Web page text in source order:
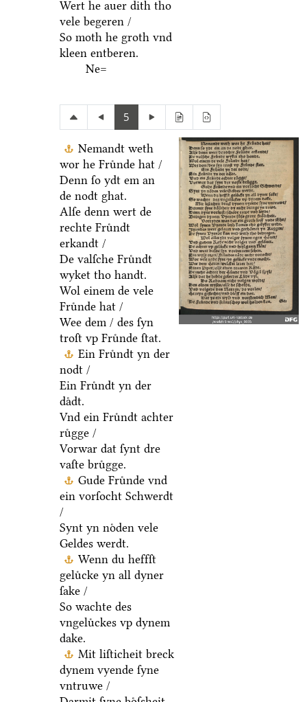
Wert he auer dith tho
vele begeren /
So moth he groth vnd
kleen entberen.
Ne=
5
Nemandt weth
wor he Fruͤnde hat /
Denn ſo ydt em an
de nodt ghat.
Alſe denn wert de
rechte Fruͤndt
erkandt /
De valſche Fruͤndt
wyket tho handt.
Wol einem de vele
Fruͤnde hat /
Wee dem / des ſyn
troſt vp Fruͤnde ſtat.
Ein Fruͤndt yn der
nodt /
Ein Fruͤndt yn der
daͤdt.
Vnd ein Fruͤndt achter
ruͤgge /
Vorwar dat ſynt dre
vaſte bruͤgge.
Gude Fruͤnde vnd
ein vorſocht Schwerdt
/
Synt yn noͤden vele
Geldes werdt.
Wenn du heffſt
geluͤcke yn all dyner
ſake /
So wachte des
vngeluͤckes vp dynem
dake.
Mit liſticheit breck
dynem vyende ſyne
vntruwe /